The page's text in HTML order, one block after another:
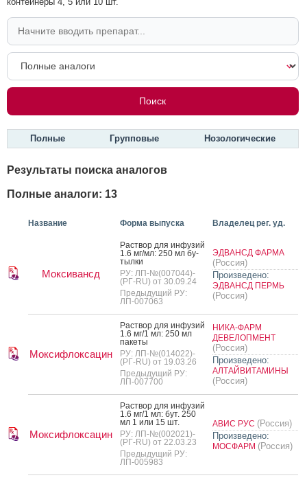
Полные Групповые Нозологические
Результаты поиска аналогов
Полные аналоги: 13
Название Форма выпуска Владелец рег. уд.
Моксивансд
Рас­твор для ин­фу­зий
1.6 мг/мл: 250 мл бу­
тыл­ки
РУ: ЛП-№(007044)-
(РГ-RU) от 30.09.24
Предыдущий РУ:
ЛП-007063
ЭДВАНСД ФАРМА
(Россия)
Произведено:
ЭДВАНСД ПЕРМЬ
(Россия)
Моксифлоксацин
Рас­твор для ин­фу­зий
1.6 мг/1 мл: 250 мл
па­кеты
РУ: ЛП-№(014022)-
(РГ-RU) от 19.03.26
Предыдущий РУ:
ЛП-007700
НИКА-ФАРМ
ДЕВЕЛОПМЕНТ
(Россия)
Произведено:
АЛТАЙВИТАМИНЫ
(Россия)
Моксифлоксацин
Рас­твор для ин­фу­зий
1.6 мг/1 мл: бут. 250
мл 1 или 15 шт.
РУ: ЛП-№(002021)-
(РГ-RU) от 22.03.23
Предыдущий РУ:
ЛП-005983
АВИС РУС (Россия)
Произведено:
МОСФАРМ (Россия)